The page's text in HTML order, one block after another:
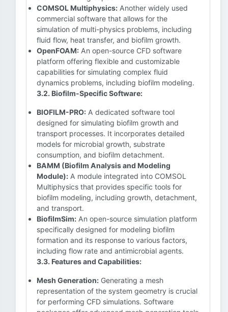
COMSOL Multiphysics: Another widely used
commercial software that allows for the
simulation of multi-physics problems, including
fluid flow, heat transfer, and biofilm growth.
OpenFOAM: An open-source CFD software
platform offering flexible and customizable
capabilities for simulating complex fluid
dynamics problems, including biofilm modeling.
3.2. Biofilm-Specific Software:
BIOFILM-PRO: A dedicated software tool
designed for simulating biofilm growth and
transport processes. It incorporates detailed
models for microbial growth, substrate
consumption, and biofilm detachment.
BAMM (Biofilm Analysis and Modeling
Module): A module integrated into COMSOL
Multiphysics that provides specific tools for
biofilm modeling, including growth, detachment,
and transport.
BiofilmSim: An open-source simulation platform
specifically designed for modeling biofilm
formation and its response to various factors,
including flow rate and antimicrobial agents.
3.3. Features and Capabilities:
Mesh Generation: Generating a mesh
representation of the system geometry is crucial
for performing CFD simulations. Software